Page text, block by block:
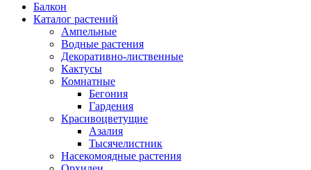
Балкон
Каталог растений
Ампельные
Водные растения
Декоративно-лиственные
Кактусы
Комнатные
Бегония
Гардения
Красивоцветущие
Азалия
Тысячелистник
Насекомоядные растения